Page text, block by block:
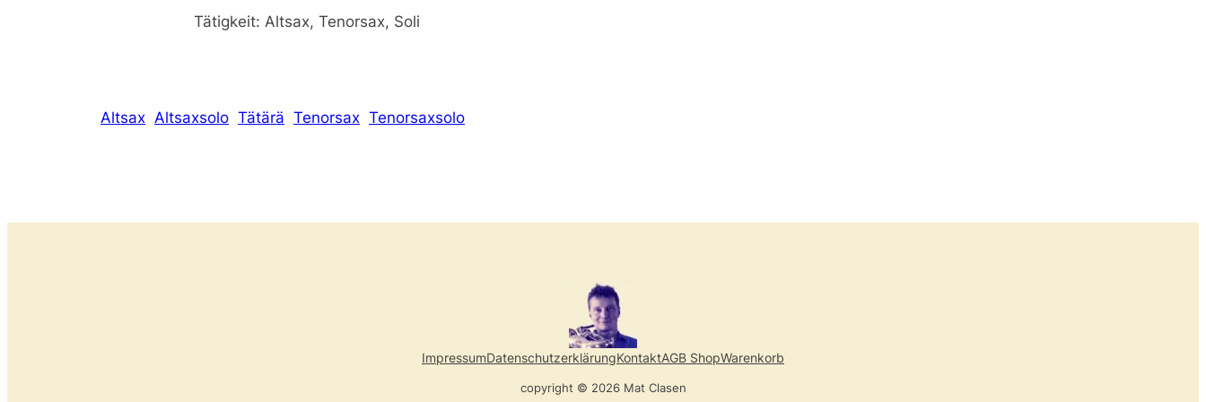
Tätigkeit: Altsax, Tenorsax, Soli
Altsax Altsaxsolo Tätärä Tenorsax Tenorsaxsolo
ImpressumDatenschutzerklärungKontaktAGB ShopWarenkorb
copyright © 2026 Mat Clasen